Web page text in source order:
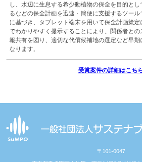
し、水辺に生息する希少動植物の保全を目的と
るなどの保全計画を迅速・簡便に支援するツー
に基づき、タブレット端末を用いて保全計画策
でわかりやすく提示することにより、関係者と
報共有を図り、適切な代償候補地の選定など早期
なります。
受賞案件の詳細はこち
〒101-0047